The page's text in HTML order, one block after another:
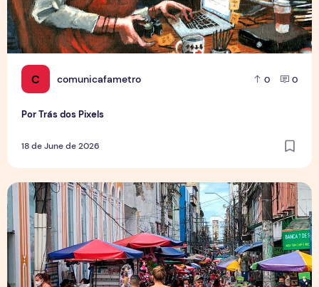
C comunicafametro 0 0
Por Trás dos Pixels
18 de June de 2026
Copa aquece vendas em setores específicos, mas não